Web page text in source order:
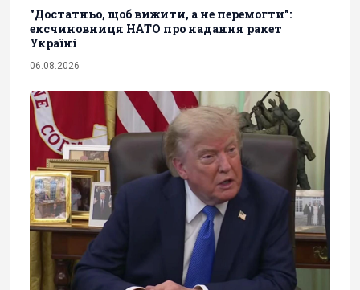
"Достатньо, щоб вижити, а не перемогти":
ексчиновниця НАТО про надання ракет
Україні
06.08.2026